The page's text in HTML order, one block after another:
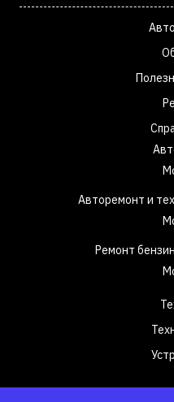
Авторемонт и
Ремонт